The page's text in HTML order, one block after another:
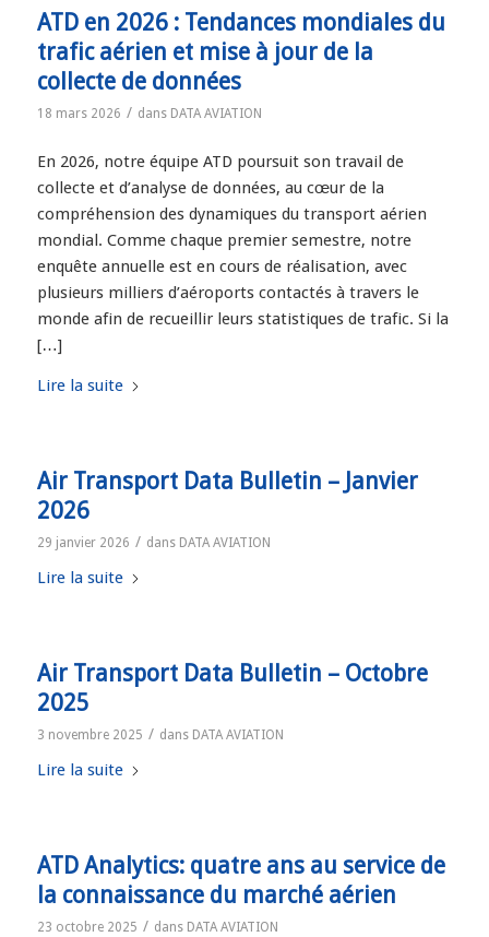
ATD en 2026 : Tendances mondiales du
trafic aérien et mise à jour de la
collecte de données
18 mars 2026 / dans DATA AVIATION
En 2026, notre équipe ATD poursuit son travail de
collecte et d’analyse de données, au cœur de la
compréhension des dynamiques du transport aérien
mondial. Comme chaque premier semestre, notre
enquête annuelle est en cours de réalisation, avec
plusieurs milliers d’aéroports contactés à travers le
monde afin de recueillir leurs statistiques de trafic. Si la
[…]
Lire la suite
Air Transport Data Bulletin – Janvier
2026
29 janvier 2026 / dans DATA AVIATION
Lire la suite
Air Transport Data Bulletin – Octobre
2025
3 novembre 2025 / dans DATA AVIATION
Lire la suite
ATD Analytics: quatre ans au service de
la connaissance du marché aérien
23 octobre 2025 / dans DATA AVIATION